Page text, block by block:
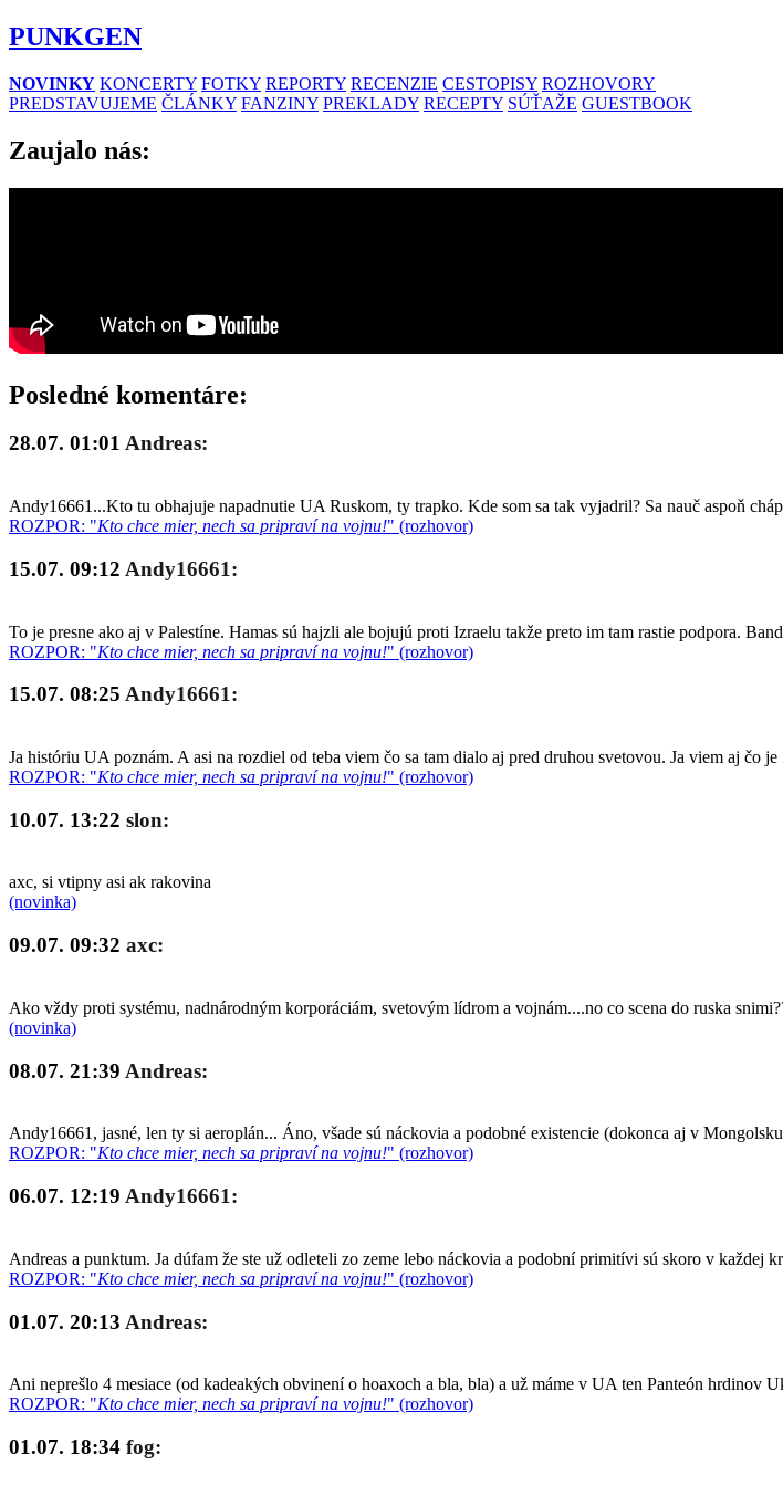
PUNKGEN
NOVINKY KONCERTY FOTKY REPORTY RECENZIE CESTOPISY ROZHOVORY
PREDSTAVUJEME ČLÁNKY FANZINY PREKLADY RECEPTY SÚŤAŽE GUESTBOOK
Zaujalo nás:
Posledné komentáre:
28.07. 01:01 Andreas:
Andy16661...Kto tu obhajuje napadnutie UA Ruskom, ty trapko. Kde som sa tak vyjadril? Sa nauč aspoň
ROZPOR: "Kto chce mier, nech sa pripraví na vojnu!" (rozhovor)
15.07. 09:12 Andy16661:
To je presne ako aj v Palestíne. Hamas sú hajzli ale bojujú proti Izraelu takže preto im tam rastie podpora.
ROZPOR: "Kto chce mier, nech sa pripraví na vojnu!" (rozhovor)
15.07. 08:25 Andy16661:
Ja históriu UA poznám. A asi na rozdiel od teba viem čo sa tam dialo aj pred druhou svetovou. Ja viem aj čo
ROZPOR: "Kto chce mier, nech sa pripraví na vojnu!" (rozhovor)
10.07. 13:22 slon:
axc, si vtipny asi ak rakovina
(novinka)
09.07. 09:32 axc:
Ako vždy proti systému, nadnárodným korporáciám, svetovým lídrom a vojnám....no co scena do ruska
(novinka)
08.07. 21:39 Andreas:
Andy16661, jasné, len ty si aeroplán... Áno, všade sú náckovia a podobné existencie (dokonca aj v
ROZPOR: "Kto chce mier, nech sa pripraví na vojnu!" (rozhovor)
06.07. 12:19 Andy16661:
Andreas a punktum. Ja dúfam že ste už odleteli zo zeme lebo náckovia a podobní primitívi sú skoro v každej
ROZPOR: "Kto chce mier, nech sa pripraví na vojnu!" (rozhovor)
01.07. 20:13 Andreas:
Ani neprešlo 4 mesiace (od kadeakých obvinení o hoaxoch a bla, bla) a už máme v UA ten Panteón
ROZPOR: "Kto chce mier, nech sa pripraví na vojnu!" (rozhovor)
01.07. 18:34 fog: